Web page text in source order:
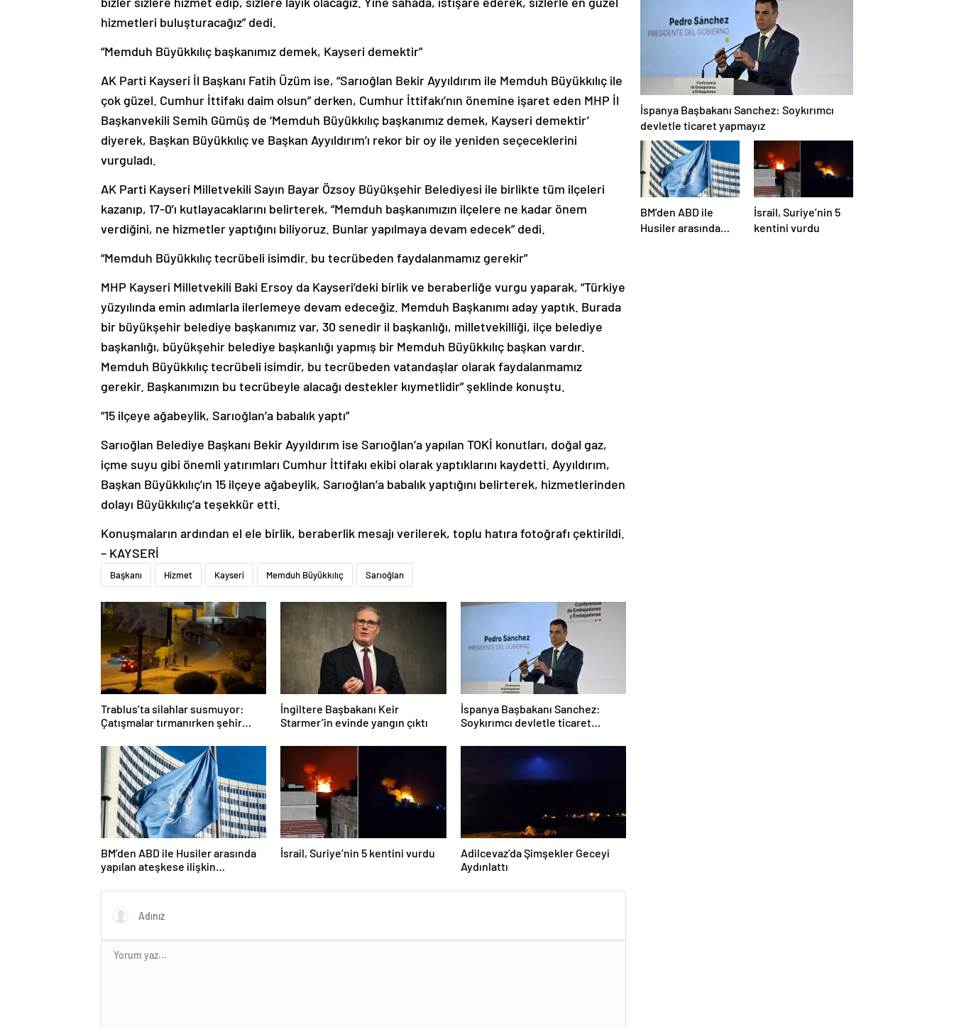
hizmetleri buluşturacağız” dedi.
çok güzel. Cumhur İttifakı daim olsun” derken, Cumhur İttifakı’nın önemine işaret eden MHP İl
Başkanvekili Semih Gümüş de ‘Memduh Büyükkılıç başkanımız demek, Kayseri demektir’
diyerek, Başkan Büyükkılıç ve Başkan Ayyıldırım’ı rekor bir oy ile yeniden seçeceklerini
vurguladı.
kazanıp, 17-0’ı kutlayacaklarını belirterek, “Memduh başkanımızın ilçelere ne kadar önem
verdiğini, ne hizmetler yaptığını biliyoruz. Bunlar yapılmaya devam edecek” dedi.
yüzyılında emin adımlarla ilerlemeye devam edeceğiz. Memduh Başkanımı aday yaptık. Burada
bir büyükşehir belediye başkanımız var, 30 senedir il başkanlığı, milletvekilliği, ilçe belediye
başkanlığı, büyükşehir belediye başkanlığı yapmış bir Memduh Büyükkılıç başkan vardır.
Memduh Büyükkılıç tecrübeli isimdir, bu tecrübeden vatandaşlar olarak faydalanmamız
gerekir. Başkanımızın bu tecrübeyle alacağı destekler kıymetlidir” şeklinde konuştu.
içme suyu gibi önemli yatırımları Cumhur İttifakı ekibi olarak yaptıklarını kaydetti. Ayyıldırım,
Başkan Büyükkılıç’ın 15 ilçeye ağabeylik, Sarıoğlan’a babalık yaptığını belirterek, hizmetlerinden
dolayı Büyükkılıç’a teşekkür etti.
– KAYSERİ
Başkanı Hizmet Kayseri Memduh Büyükkılıç Sarıoğlan
Trablus’ta silahlar susmuyor:
Çatışmalar tırmanırken şehir
alarmda
İngiltere Başbakanı Keir
Starmer’in evinde yangın çıktı
İspanya Başbakanı Sanchez:
Soykırımcı devletle ticaret
yapmayız
BM’den ABD ile Husiler arasında
yapılan ateşkese ilişkin
değerlendirme
İsrail, Suriye’nin 5 kentini vurdu
Adilcevaz’da Şimşekler Geceyi
Aydınlattı
İspanya Başbakanı Sanchez: Soykırımcı
devletle ticaret yapmayız
BM’den ABD ile
Husiler arasında
yapılan ateşkese
İsrail, Suriye’nin 5
kentini vurdu